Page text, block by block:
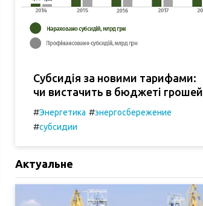
Субсидія за новими тарифами:
чи вистачить в бюджеті грошей
#Энергетика #энергосбережение
#субсидии
Актуальне